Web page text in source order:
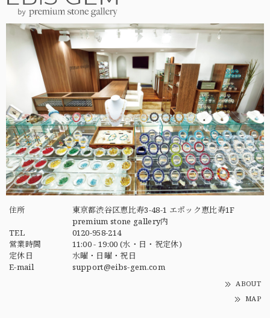
住所
東京都渋谷区恵比寿3-48-1 エポック恵比寿1F
premium stone gallery内
TEL
0120-958-214
営業時間
11:00 - 19:00 (水・日・祝定休)
定休日
水曜・日曜・祝日
E-mail
support@eibs-gem.com
ABOUT
MAP